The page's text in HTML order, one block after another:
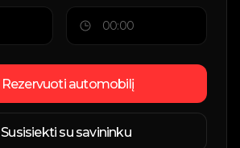
Rezervuoti automobilį
Susisiekti su savininku